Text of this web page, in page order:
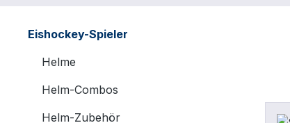
Eishockey-Spieler
Helme
Helm-Combos
Helm-Zubehör